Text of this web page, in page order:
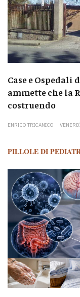
Case e
ammette che la
costruendo
ENRICO TRICANICO
PILLOLE DI